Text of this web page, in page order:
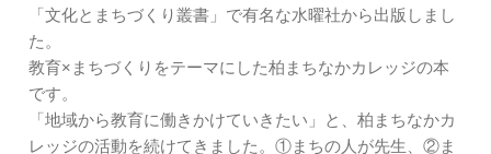
「文化とまちづくり叢書」で有名な水曜社から出版しまし
た。
教育×まちづくりをテーマにした柏まちなかカレッジの本
です。
「地域から教育に働きかけていきたい」と、柏まちなかカ
レッジの活動を続けてきました。①まちの人が先生、②ま